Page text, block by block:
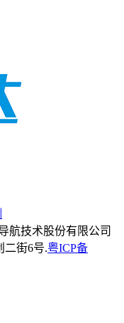
航技术股份有限公司
二街6号.粤ICP备